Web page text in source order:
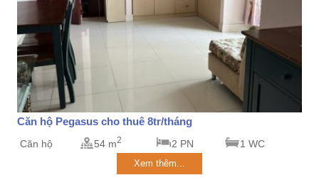
Căn hộ Pegasus cho thuê 8tr/tháng
Căn hộ 54 m2 2 PN 1 WC
Xem thêm...